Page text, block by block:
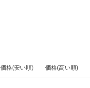
価格(安い順) 価格(高い順)